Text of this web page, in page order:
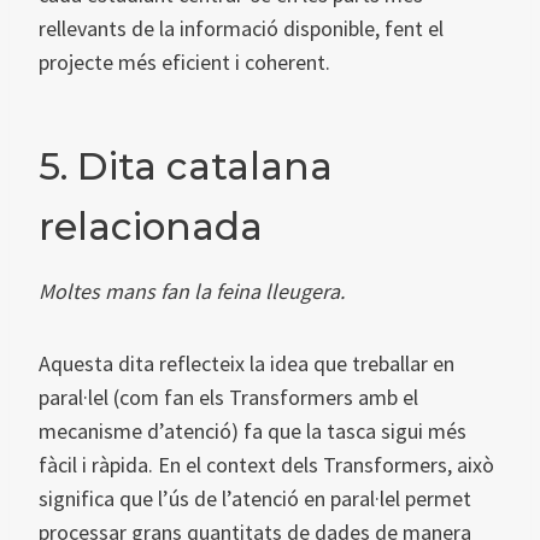
rellevants de la informació disponible, fent el
projecte més eficient i coherent.
5. Dita catalana
relacionada
Moltes mans fan la feina lleugera.
Aquesta dita reflecteix la idea que treballar en
paral·lel (com fan els Transformers amb el
mecanisme d’atenció) fa que la tasca sigui més
fàcil i ràpida. En el context dels Transformers, això
significa que l’ús de l’atenció en paral·lel permet
processar grans quantitats de dades de manera